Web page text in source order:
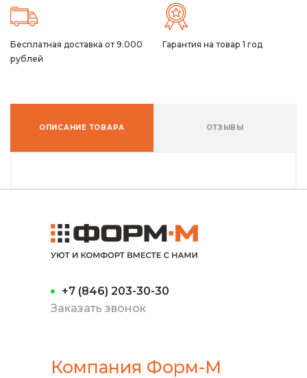
Бесплатная доставка от 9.000
рублей
Гарантия на товар 1 год
ОПИСАНИЕ ТОВАРА ОТЗЫВЫ
+7 (846) 203-30-30
Заказать звонок
Компания Форм-М